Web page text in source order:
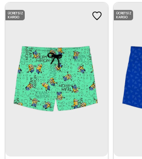
ÜCRETSIZ
KARGO
ÜCRETSIZ
KARGO